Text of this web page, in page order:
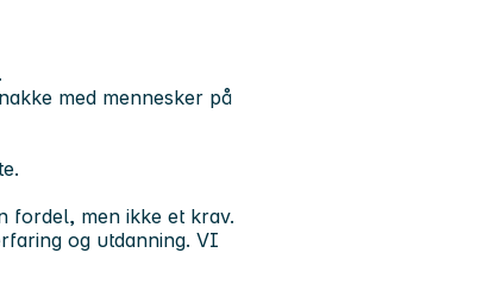
med mennesker på
fordel, men ikke et krav.
og utdanning. VI